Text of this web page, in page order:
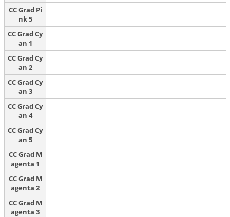
CC Grad Pi
nk 5
CC Grad Cy
an 1
CC Grad Cy
an 2
CC Grad Cy
an 3
CC Grad Cy
an 4
CC Grad Cy
an 5
CC Grad M
agenta 1
CC Grad M
agenta 2
CC Grad M
agenta 3